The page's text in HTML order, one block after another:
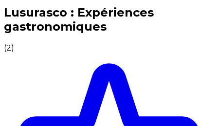
Expériences culinaires inoubliables : Expériences
Lusurasco : Expériences
gastronomiques
(2)